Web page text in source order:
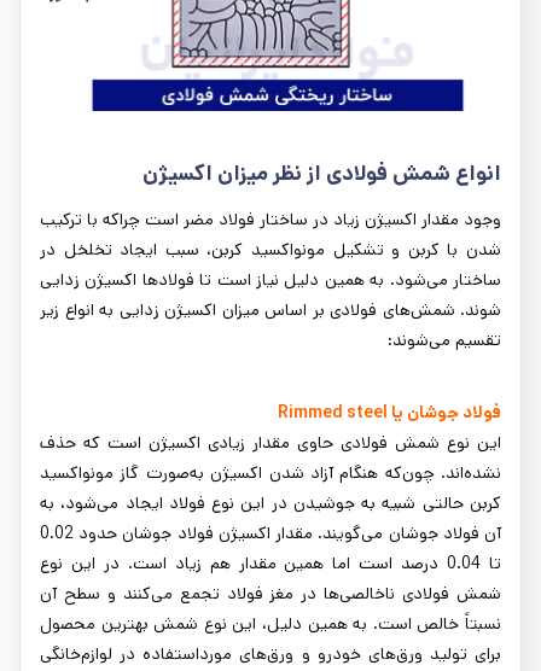
انواع شمش فولادی از نظر میزان اکسیژن
وجود مقدار اکسیژن زیاد در ساختار فولاد مضر است چراکه با ترکیب
شدن با کربن و تشکیل مونواکسید کربن، سبب ایجاد تخلخل در
ساختار می‌شود. به همین دلیل نیاز است تا فولادها اکسیژن زدایی
شوند. شمش‌های فولادی بر اساس میزان اکسیژن زدایی به انواع زیر
تقسیم می‌شوند:
فولاد جوشان یا Rimmed steel
این نوع شمش فولادی حاوی مقدار زیادی اکسیژن است که حذف
نشده‌اند. چون‌که هنگام آزاد شدن اکسیژن به‌صورت گاز مونواکسید
کربن حالتی شبیه به جوشیدن در این نوع فولاد ایجاد می‌شود، به
آن فولاد جوشان می‌گویند. مقدار اکسیژن فولاد جوشان حدود 0.02
تا 0.04 درصد است اما همین مقدار هم زیاد است. در این نوع
شمش فولادی ناخالصی‌ها در مغز فولاد تجمع می‌کنند و سطح آن
نسبتاً خالص است. به همین دلیل، این نوع شمش بهترین محصول
برای تولید ورق‌های خودرو و ورق‌های مورداستفاده در لوازم‌خانگی